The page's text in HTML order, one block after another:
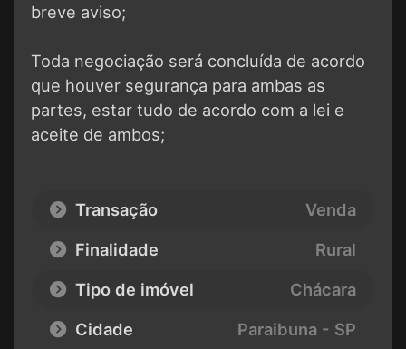
breve aviso;
Toda negociação será concluída de acordo
que houver segurança para ambas as
partes, estar tudo de acordo com a lei e
aceite de ambos;
Transação
Venda
Finalidade
Rural
Tipo de imóvel
Chácara
Cidade
Paraibuna - SP